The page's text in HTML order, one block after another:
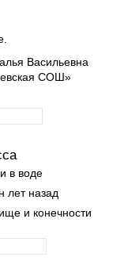
Васильевна
СОШ»
в воде
лет назад
и конечности